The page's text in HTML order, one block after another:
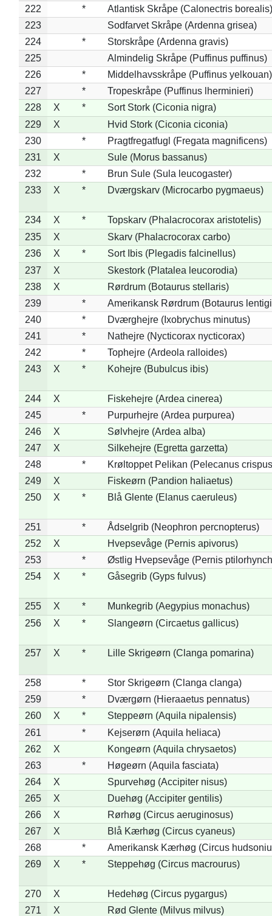
222 *
Atlantisk Skråpe (Calonectris borealis)
223
Sodfarvet Skråpe (Ardenna grisea)
224
*
Storskråpe (Ardenna gravis)
225
Almindelig Skråpe (Puffinus puffinus)
226
*
Middelhavsskråpe (Puffinus yelkouan)
227
*
Tropeskråpe (Puffinus lherminieri)
228
X *
Sort Stork (Ciconia nigra)
229
X
Hvid Stork (Ciconia ciconia)
230
*
Pragtfregatfugl (Fregata magnificens)
231
X
Sule (Morus bassanus)
232
*
Brun Sule (Sula leucogaster)
233
X * Dværgskarv (Microcarbo pygmaeus)
234 X *
Topskarv (Phalacrocorax aristotelis)
235
X
Skarv (Phalacrocorax carbo)
236
X *
Sort Ibis (Plegadis falcinellus)
237
X
Skestork (Platalea leucorodia)
238
X
Rørdrum (Botaurus stellaris)
239
*
Amerikansk Rørdrum (Botaurus
240
*
Dværghejre (Ixobrychus minutus)
241
*
Nathejre (Nycticorax nycticorax)
242
*
Tophejre (Ardeola ralloides)
243
X * Kohejre (Bubulcus ibis)
244 X
Fiskehejre (Ardea cinerea)
245
*
Purpurhejre (Ardea purpurea)
246
X
Sølvhejre (Ardea alba)
247
X
Silkehejre (Egretta garzetta)
248
*
Krøltoppet Pelikan (Pelecanus
249
X
Fiskeørn (Pandion haliaetus)
250
X * Blå Glente (Elanus caeruleus)
251 *
Ådselgrib (Neophron percnopterus)
252
X
Hvepsevåge (Pernis apivorus)
253
*
Østlig Hvepsevåge (Pernis
254
X * Gåsegrib (Gyps fulvus)
255 X *
Munkegrib (Aegypius monachus)
256
X * Slangeørn (Circaetus gallicus)
257 X * Lille Skrigeørn (Clanga pomarina)
258 *
Stor Skrigeørn (Clanga clanga)
259
*
Dværgørn (Hieraaetus pennatus)
260
X *
Steppeørn (Aquila nipalensis)
261
*
Kejserørn (Aquila heliaca)
262
X
Kongeørn (Aquila chrysaetos)
263
*
Høgeørn (Aquila fasciata)
264
X
Spurvehøg (Accipiter nisus)
265
X
Duehøg (Accipiter gentilis)
266
X
Rørhøg (Circus aeruginosus)
267
X
Blå Kærhøg (Circus cyaneus)
268
*
Amerikansk Kærhøg (Circus
269
X * Steppehøg (Circus macrourus)
270 X
Hedehøg (Circus pygargus)
271
X
Rød Glente (Milvus milvus)